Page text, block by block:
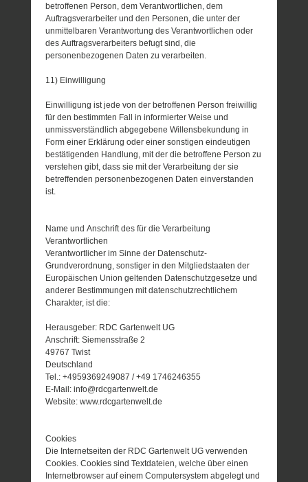
betroffenen Person, dem Verantwortlichen, dem
Auftragsverarbeiter und den Personen, die unter der
unmittelbaren Verantwortung des Verantwortlichen oder
des Auftragsverarbeiters befugt sind, die
personenbezogenen Daten zu verarbeiten.
11) Einwilligung
Einwilligung ist jede von der betroffenen Person freiwillig
für den bestimmten Fall in informierter Weise und
unmissverständlich abgegebene Willensbekundung in
Form einer Erklärung oder einer sonstigen eindeutigen
bestätigenden Handlung, mit der die betroffene Person zu
verstehen gibt, dass sie mit der Verarbeitung der sie
betreffenden personenbezogenen Daten einverstanden
ist.
Name und Anschrift des für die Verarbeitung
Verantwortlichen
Verantwortlicher im Sinne der Datenschutz-
Grundverordnung, sonstiger in den Mitgliedstaaten der
Europäischen Union geltenden Datenschutzgesetze und
anderer Bestimmungen mit datenschutzrechtlichem
Charakter, ist die:
Herausgeber: RDC Gartenwelt UG
Anschrift: Siemensstraße 2
49767 Twist
Deutschland
Tel.: +4959369249087 / +49 1746246355
E-Mail: info@rdcgartenwelt.de
Website: www.rdcgartenwelt.de
Cookies
Die Internetseiten der RDC Gartenwelt UG verwenden
Cookies. Cookies sind Textdateien, welche über einen
Internetbrowser auf einem Computersystem abgelegt und